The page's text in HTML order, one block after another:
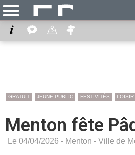
GRATUIT JEUNE PUBLIC FESTIVITÉS LOISIR
Menton fête
Le 04/04/2026 - Menton - Ville de